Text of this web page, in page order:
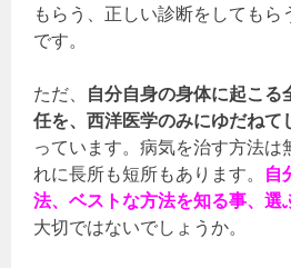
もらう、正しい診断をしてもら
です。
ただ、 自分自身の身体に起こる
任を、西洋医学のみにゆだねて
っています。病気を治す方法
れに長所も短所もあります。 自
法、ベストな方法を知る事、選
大切ではないでしょうか。